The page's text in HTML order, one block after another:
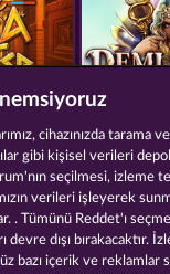
cihazınızda tarama
gibi kişisel verileri
seçilmesi, izleme
verileri işleyerek
. Tümünü Reddet'ı
devre dışı bırakacaktır.
bazı içerik ve reklamlar